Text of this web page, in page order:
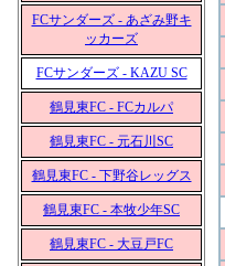
FCサンダーズ - あざみ野キ
ッカーズ
FCサンダーズ - KAZU SC
鶴見東FC - FCカルパ
鶴見東FC - 元石川SC
鶴見東FC - 下野谷レッグス
鶴見東FC - 本牧少年SC
鶴見東FC - 大豆戸FC